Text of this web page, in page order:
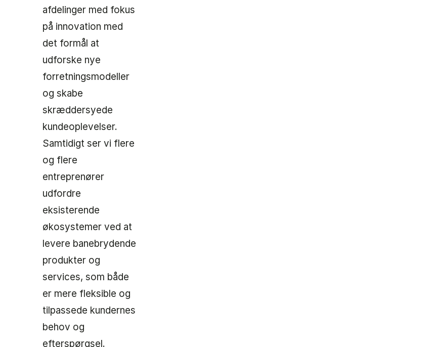
afdelinger med fokus
på innovation med
det formål at
udforske nye
forretningsmodeller
og skabe
skræddersyede
kundeoplevelser.
Samtidigt ser vi flere
og flere
entreprenører
udfordre
eksisterende
økosystemer ved at
levere banebrydende
produkter og
services, som både
er mere fleksible og
tilpassede kundernes
behov og
efterspørgsel.